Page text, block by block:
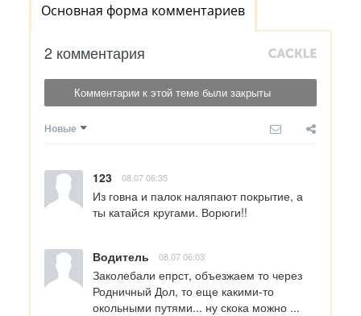
Основная форма комментариев
2 комментария
Комментарии к этой теме были закрыты
Новые
123 08.07 06:35
Из говна и палок наляпают покрытие, а
ты катайся кругами. Ворюги!!
Водитель 08.07 06:03
Заколебали епрст, объезжаем то через
Родничный Дол, то еще какими-то
окольными путями... ну скока можно ...